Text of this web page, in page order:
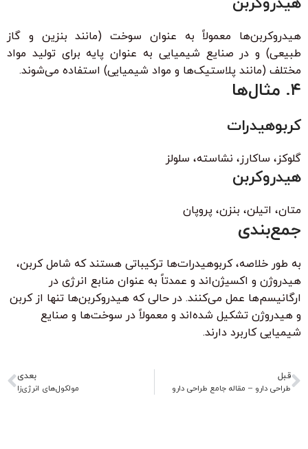
هیدروکربن‌ها معمولاً به عنوان سوخت (مانند بنزین و گاز
طبیعی) و در صنایع شیمیایی به عنوان پایه برای تولید مواد
مختلف (مانند پلاستیک‌ها و مواد شیمیایی) استفاده می‌شوند.
۴. مثال‌ها
کربوهیدرات
گلوکز، ساکارز، نشاسته، سلولز
هیدروکربن
متان، اتیلن، بنزن، پروپان
جمع‌بندی
به طور خلاصه، کربوهیدرات‌ها ترکیباتی هستند که شامل کربن،
هیدروژن و اکسیژن‌اند و عمدتاً به عنوان منابع انرژی در
ارگانیسم‌ها عمل می‌کنند. در حالی که هیدروکربن‌ها تنها از کربن
و هیدروژن تشکیل شده‌اند و معمولاً در سوخت‌ها و صنایع
شیمیایی کاربرد دارند.
قبل
طراحی دارو – مقاله جامع طراحی دارو
بعدی
مولکول‌های انرژی‌زا